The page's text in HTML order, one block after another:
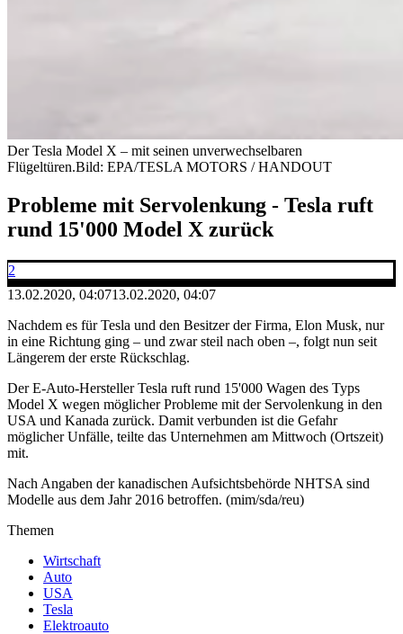
Der Tesla Model X – mit seinen unverwechselbaren
Flügeltüren.Bild: EPA/TESLA MOTORS / HANDOUT
Probleme mit Servolenkung - Tesla ruft
rund 15'000 Model X zurück
2
13.02.2020, 04:0713.02.2020, 04:07
Nachdem es für Tesla und den Besitzer der Firma, Elon Musk, nur
in eine Richtung ging – und zwar steil nach oben –, folgt nun seit
Längerem der erste Rückschlag.
Der E-Auto-Hersteller Tesla ruft rund 15'000 Wagen des Typs
Model X wegen möglicher Probleme mit der Servolenkung in den
USA und Kanada zurück. Damit verbunden ist die Gefahr
möglicher Unfälle, teilte das Unternehmen am Mittwoch (Ortszeit)
mit.
Nach Angaben der kanadischen Aufsichtsbehörde NHTSA sind
Modelle aus dem Jahr 2016 betroffen. (mim/sda/reu)
Themen
Wirtschaft
Auto
USA
Tesla
Elektroauto